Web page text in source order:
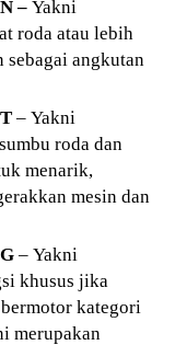
–Yakni
roda atau lebih
sebagai angkutan
– Yakni
roda dan
menarik,
mesin dan
– Yakni
khusus jika
kategori
merupakan